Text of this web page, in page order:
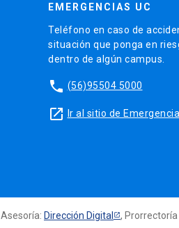
EMERGENCIAS UC
Teléfono en caso de
situación que ponga en
dentro de algún campus.
phone (56)95504 5000
launch Ir al sitio de
Asesoría: Dirección Digital , Prorrectoría